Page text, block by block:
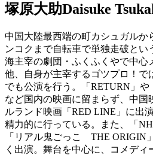
塚原大助Daisuke
中国大陸最西端の町カシュガルか
ンコクまで自転車で単独走破とい
海主宰の劇団・ふくふくやで中心
他、自身が主宰するゴツプロ！で
でも公演を行う。「RETURN」や
など国内の映画に留まらず、中国
ルランド映画「RED LINE」に出
精力的に行っている。また、「
「リアル鬼ごっこ THE ORIGIN
く出演。舞台を中心に、コメディ